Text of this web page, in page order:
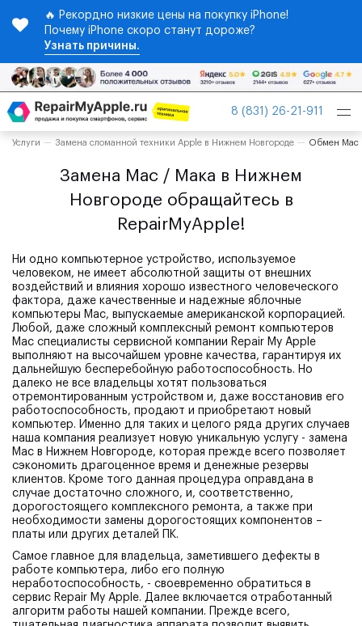
🔥 Рекордно низкие цены на покупку iPhone!
Почему iPhone скоро станут дороже?
Узнать причины.
8 (831) 26-21-911
Услуги Замена сломанной техники Apple в Нижнем Новгороде Обмен Mac
Замена Mac / Мака в Нижнем
Новгороде обращайтесь в
RepairMyApple!
Ни одно компьютерное устройство, используемое
человеком, не имеет абсолютной защиты от внешних
воздействий и влияния хорошо известного человеческого
фактора, даже качественные и надежные яблочные
компьютеры Mac, выпускаемые американской корпорацией.
Любой, даже сложный комплексный ремонт компьютеров
Mac специалисты сервисной компании Repair My Apple
выполняют на высочайшем уровне качества, гарантируя их
дальнейшую бесперебойную работоспособность. Но
далеко не все владельцы хотят пользоваться
отремонтированным устройством и, даже восстановив его
работоспособность, продают и приобретают новый
компьютер. Именно для таких и целого ряда других случаев
наша компания реализует новую уникальную услугу - замена
Mac в Нижнем Новгороде, которая прежде всего позволяет
сэкономить драгоценное время и денежные резервы
клиентов. Кроме того данная процедура оправдана в
случае достаточно сложного, и, соответственно,
дорогостоящего комплексного ремонта, а также при
необходимости замены дорогостоящих компонентов –
платы или других деталей ПК.
Самое главное для владельца, заметившего дефекты в
работе компьютера, либо его полную
неработоспособность, - своевременно обратиться в
сервис Repair My Apple. Далее включается отработанный
алгоритм работы нашей компании. Прежде всего,